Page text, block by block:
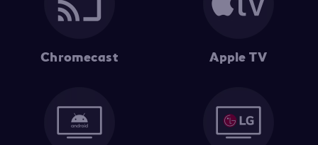
Chromecast Apple TV